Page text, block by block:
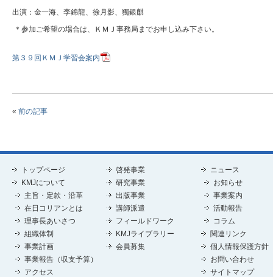
出演：金一海、李錦龍、徐月影、獨銀麒
＊参加ご希望の場合は、ＫＭＪ事務局までお申し込み下さい。
第３９回ＫＭＪ学習会案内
« 前の記事
トップページ
KMJについて
主旨・定款・沿革
在日コリアンとは
理事長あいさつ
組織体制
事業計画
事業報告（収支予算）
アクセス
啓発事業
研究事業
出版事業
講師派遣
フィールドワーク
KMJライブラリー
会員募集
ニュース
お知らせ
事業案内
活動報告
コラム
関連リンク
個人情報保護方針
お問い合わせ
サイトマップ